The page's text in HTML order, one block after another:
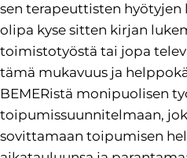
sen terapeuttisten hyötyjen
olipa kyse sitten kirjan
toimistotyöstä tai jopa
tämä mukavuus ja
BEMERistä monipuolisen
toipumissuunnitelmaan,
sovittamaan toipumisen